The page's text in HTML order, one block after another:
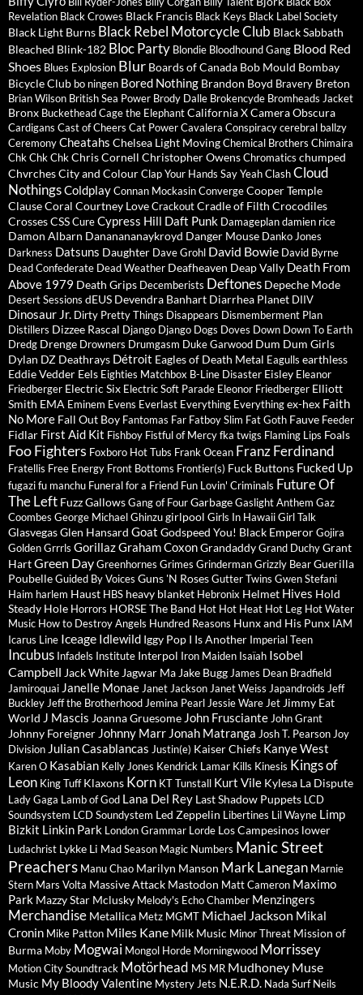
Revelation Black Crowes Black Francis Black Keys Black Label Society
Black Light Burns Black Rebel Motorcycle Club Black Sabbath
Bleached Blink-182 Bloc Party Blondie Bloodhound Gang Blood Red
Shoes Blues Explosion Blur Boards of Canada Bob Mould Bombay
Bicycle Club bo ningen Bored Nothing Brandon Boyd Bravery Breton
Brian Wilson British Sea Power Brody Dalle Brokencyde Bromheads Jacket
Bronx BucketheadCage the ElephantCalifornia XCamera Obscura
Cardigans Cast of Cheers Cat PowerCavalera Conspiracycerebral ballzy
CeremonyCheatahs Chelsea Light MovingChemical Brothers Chimaira
Chk Chk ChkChris Cornell Christopher OwensChromatics chumped
ChvrchesCity and ColourClap Your Hands Say YeahClashCloud
NothingsColdplayConnan MockasinConvergeCooper Temple
ClauseCoral Courtney LoveCrackoutCradle of Filth Crocodiles
CrossesCSSCureCypress Hill Daft Punk Damageplandamien rice
Damon Albarn Dananananaykroyd Danger Mouse Danko Jones
Darkness Datsuns Daughter Dave Grohl David Bowie David Byrne
Dead Confederate Dead Weather Deafheaven Deap Vally Death From
Above 1979 Death Grips Decemberists Deftones Depeche Mode
Desert Sessions dEUS Devendra Banhart Diarrhea Planet DIIV
Dinosaur Jr. Dirty Pretty Things Disappears Dismemberment Plan
Distillers Dizzee Rascal Django Django Dogs Doves Down Down To Earth
Dredg Drenge Drowners Drumgasm Duke Garwood Dum Dum Girls
Dylan DZ Deathrays Détroit Eagles of Death Metal Eagulls earthless
Eddie Vedder Eels Eighties Matchbox B-Line Disaster Eisley Eleanor
Friedberger Electric Six Electric Soft Parade Eleonor Friedberger Elliott
Smith EMA Eminem Evens Everlast Everything Everythingex-hex Faith
No More Fall Out Boy Fantomas Far Fatboy Slim Fat Goth Fauve Feeder
Fidlar First Aid Kit Fishboy Fistful of Mercyfka twigs Flaming Lips Foals
Foo Fighters Foxboro Hot Tubs Frank Ocean Franz Ferdinand
Fratellis Free Energy Front Bottoms Frontier(s) Fuck Buttons Fucked Up
fugazifu manchu Funeral for a Friend Fun Lovin' Criminals Future Of
The Left FuzzGallowsGang of FourGarbageGaslight Anthem Gaz
Coombes George MichaelGhinzugirlpool Girls In HawaiiGirl Talk
GlasvegasGlen Hansard Goat Godspeed You! Black EmperorGojira
Golden Grrrls GorillazGraham CoxonGrandaddyGrand DuchyGrant
HartGreen DayGreenhornes Grimes GrindermanGrizzly BearGuerilla
PoubelleGuided By Voices Guns 'N RosesGutter Twins Gwen Stefani
Haim harlem Haust HBS heavy blanket Hebronix Helmet Hives Hold
Steady Hole Horrors HORSE The Band Hot Hot Heat Hot Leg Hot Water
Music How to Destroy Angels Hundred Reasons Hunx and His Punx IAM
Icarus Line Iceage Idlewild Iggy Pop I Is Another Imperial Teen
Incubus Infadels Institute Interpol Iron Maiden Isaïah Isobel
Campbell Jack White Jagwar Ma Jake Bugg James Dean Bradfield
Jamiroquai Janelle Monae Janet Jackson Janet Weiss Japandroids Jeff
Buckley Jeff the Brotherhood Jemina Pearl Jessie Ware Jet Jimmy Eat
World J Mascis Joanna Gruesome John Frusciante John Grant
Johnny Foreigner Johnny Marr Jonah Matranga Josh T. Pearson Joy
Division Julian Casablancas Justin(e) Kaiser Chiefs Kanye West
Karen O Kasabian Kelly Jones Kendrick Lamar Kills Kinesis Kings of
Leon King Tuff Klaxons Korn KT Tunstall Kurt Vile Kylesa La Dispute
Lady Gaga Lamb of God Lana Del Rey Last Shadow Puppets LCD
Soundsystem LCD Soundystem Led Zeppelin Libertines Lil Wayne Limp
Bizkit Linkin Park London Grammar Lorde Los Campesinos lower
Ludachrist Lykke Li Mad Season Magic Numbers Manic Street
Preachers Manu Chao Marilyn Manson Mark Lanegan Marnie
Stern Mars Volta Massive Attack Mastodon Matt Cameron Maximo
Park Mazzy Star Mclusky Melody's Echo Chamber Menzingers
Merchandise Metallica Metz MGMT Michael Jackson Mikal
Cronin Mike Patton Miles Kane Milk Music Minor Threat Mission of
Burma Moby Mogwai Mongol Horde Morningwood Morrissey
Motion City Soundtrack Motörhead MS MR Mudhoney Muse
Music My Bloody Valentine Mystery Jets N.E.R.D. Nada Surf Neils